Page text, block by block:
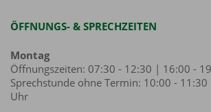
ÖFFNUNGS- & SPRECHZEITEN
Montag
Öffnungszeiten: 07:30 - 12:30 | 16:00 -
Sprechstunde ohne Termin: 10:00 -
Uhr